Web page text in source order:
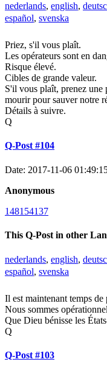
nederlands, english,
español, svenska
Priez, s'il vous plaît.
Les opérateurs sont en
Risque élevé.
Cibles de grande valeur.
S'il vous plaît, prenez une
mourir pour sauver notre
Détails à suivre.
Q
Q-Post #104
Date: 2017-11-06
Anonymous
148154137
This Q-Post in other
nederlands, english,
español, svenska
Il est maintenant temps de
Nous sommes
Que Dieu bénisse les
Q
Q-Post #103